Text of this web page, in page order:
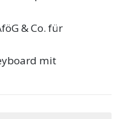
& Co. für
mit